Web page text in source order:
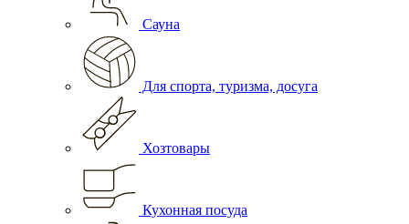
Сауна
Для спорта, туризма, досуга
Хозтовары
Кухонная посуда